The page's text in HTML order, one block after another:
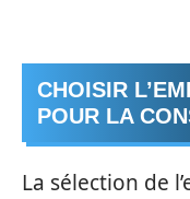
CHOISIR
POUR LA
La sélection de